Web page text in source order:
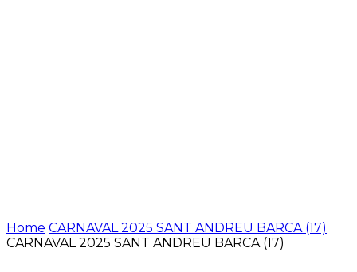
Home CARNAVAL 2025 SANT ANDREU BARCA (17)
CARNAVAL 2025 SANT ANDREU BARCA (17)